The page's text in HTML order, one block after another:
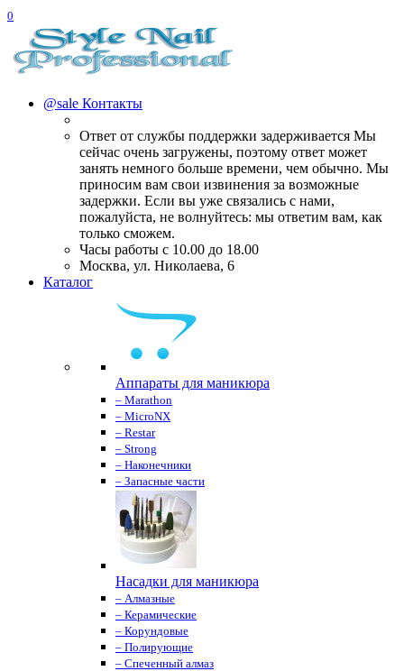
0
@sale Контакты
Ответ от службы поддержки задерживается Мы
сейчас очень загружены, поэтому ответ может
занять немного больше времени, чем обычно. Мы
приносим вам свои извинения за возможные
задержки. Если вы уже связались с нами,
пожалуйста, не волнуйтесь: мы ответим вам, как
только сможем.
Часы работы с 10.00 до 18.00
Москва, ул. Николаева, 6
Каталог
Аппараты для маникюра
– Marathon
– MicroNX
– Restar
– Strong
– Наконечники
– Запасные части
Насадки для маникюра
– Алмазные
– Керамические
– Корундовые
– Полирующие
– Спеченный алмаз